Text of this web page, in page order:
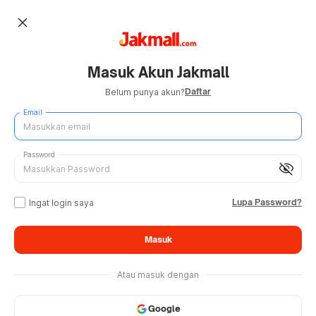
close
Masuk Akun Jakmall
Belum punya akun?Daftar
Email
visibility_off
Password
Ingat login saya Lupa Password?
Masuk
Atau masuk dengan
Google